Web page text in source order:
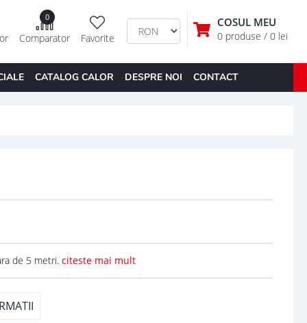
COSUL MEU
0 produse / 0 lei
Favorite
0
Comparator
CATALOG CALOR DESPRE NOI CONTACT
de 5 metri. citeste mai mult